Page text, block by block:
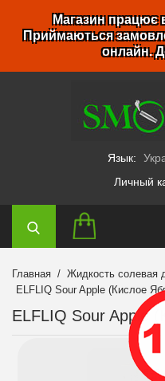
Магазин працює
Приймаються
онлайн.
Язык:
Личный
Главная Жидкость солевая
ELFLIQ Sour Apple (Кислое
ELFLIQ Sour Apple